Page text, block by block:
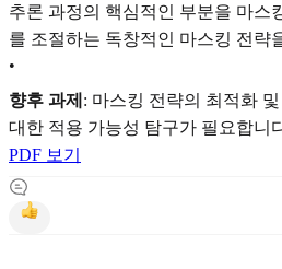
추론 과정의 핵심적인 부분을 마스
를 조절하는 독창적인 마스킹 전략
•
향후 과제 : 마스킹 전략의 최적화
대한 적용 가능성 탐구가 필요합니
PDF 보기